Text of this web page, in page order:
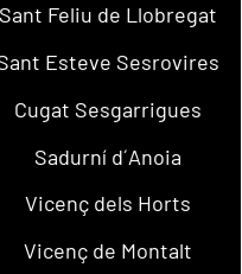
Sant Feliu de Llobregat
Esteve Sesrovires
Cugat Sesgarrigues
Sadurní d´Anoia
Vicenç dels Horts
Vicenç de Montalt